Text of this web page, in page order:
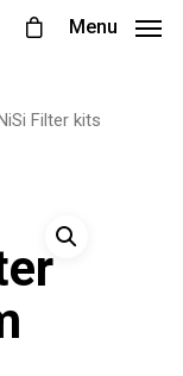
Menu
Filter kits